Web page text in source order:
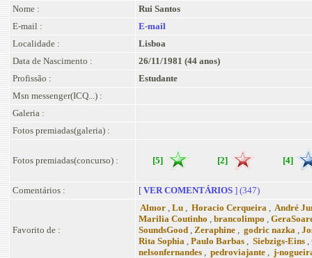
Nome :
Rui Santos
E-mail :
E-mail
Localidade :
Lisboa
Data de Nascimento :
26/11/1981 (44 anos)
Profissão :
Estudante
Msn messenger(ICQ...) :
Galeria :
Fotos premiadas(galeria) :
Fotos premiadas(concurso) : [5] [2] [4]
Comentários : [ VER COMENTÁRIOS ] (347)
Favorito de :
Almor , Lu , Horacio Cerqueira , André
Marilia Coutinho , brancolimpo ,
SoundsGood , Zeraphine , godric nazka ,
Rita Sophia , Paulo Barbas , Siebzigs-Eins ,
nelsonfernandes , pedroviajante , j-